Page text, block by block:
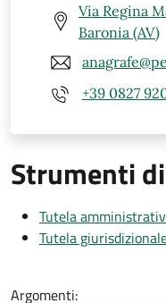
Via Regina
Baronia (AV)
+39 0827
Strumenti
Tutela
Tutela
Argomenti: